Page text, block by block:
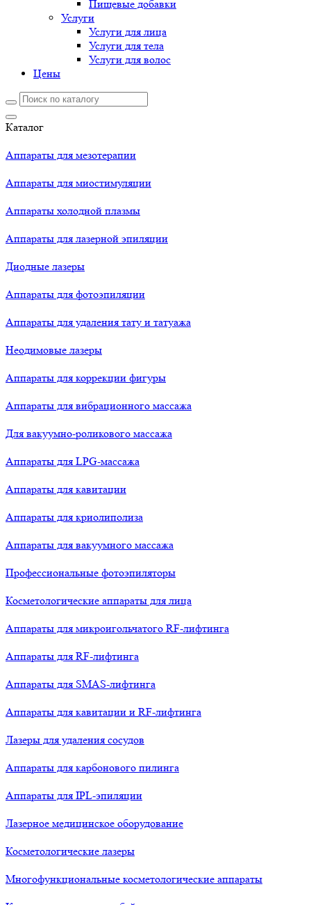
Пищевые добавки
Услуги
Услуги для лица
Услуги для тела
Услуги для волос
Цены
Каталог
Аппараты для мезотерапии
Аппараты для миостимуляции
Аппараты холодной плазмы
Аппараты для лазерной эпиляции
Диодные лазеры
Аппараты для фотоэпиляции
Аппараты для удаления тату и татуажа
Неодимовые лазеры
Аппараты для коррекции фигуры
Аппараты для вибрационного массажа
Для вакуумно-роликового массажа
Аппараты для LPG-массажа
Аппараты для кавитации
Аппараты для криолиполиза
Аппараты для вакуумного массажа
Профессиональные фотоэпиляторы
Косметологические аппараты для лица
Аппараты для микроигольчатого RF-лифтинга
Аппараты для RF-лифтинга
Аппараты для SMAS-лифтинга
Аппараты для кавитации и RF-лифтинга
Лазеры для удаления сосудов
Аппараты для карбонового пилинга
Аппараты для IPL-эпиляции
Лазерное медицинское оборудование
Косметологические лазеры
Многофункциональные косметологические аппараты